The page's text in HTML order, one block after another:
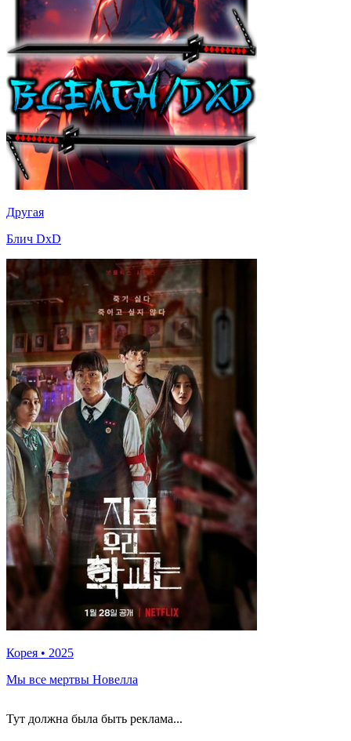
Другая
Блич DxD
Корея • 2025
Мы все мертвы Новелла
Тут должна была быть реклама...